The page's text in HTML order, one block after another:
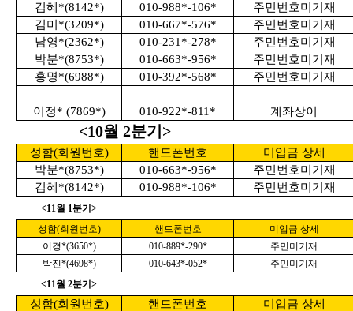
김혜*(8142*)
010-988*-106*
주민번호미기재
김미*(3209*)
010-667*-576*
주민번호미기재
남영*(2362*)
010-231*-278*
주민번호미기재
박분*(8753*)
010-663*-956*
주민번호미기재
홍명*(6988*)
010-392*-568* 주민번호미기재
이정* (7869*) 010-922*-811* 계좌상이
<10월 2분기>
성함(회원번호) 핸드폰번호
미입금 상세
박분*(8753*)
010-663*-956*
주민번호미기재
김혜*(8142*)
010-988*-106* 주민번호미기재
<11월 1분기>
성함(회원번호)
핸드폰번호
미입금 상세
이경*(3650*)
010-889*-290*
주민미기재
박진*(4698*)
010-643*-052*
주민미기재
<11월 2분기>
성함(회원번호) 핸드폰번호
미입금 상세